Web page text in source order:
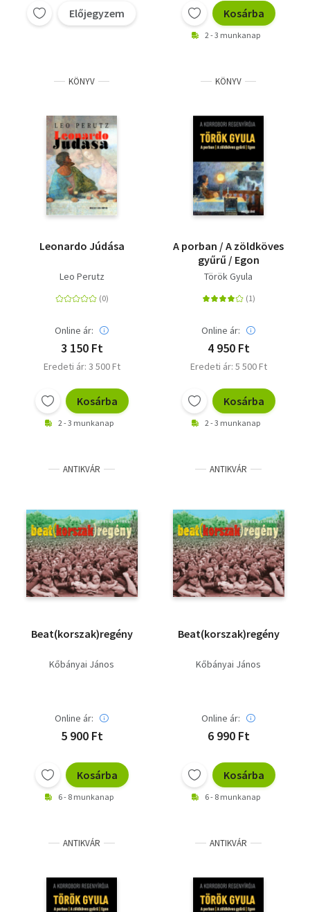
Előjegyzem Kosárba
2 - 3 munkanap
KÖNYV
Leonardo Júdása
Leo Perutz
Online ár:
3 150 Ft
Eredeti ár: 3 500 Ft
Kosárba
2 - 3 munkanap
KÖNYV
A porban / A zöldköves
gyűrű / Egon
Török Gyula
Online ár:
4 950 Ft
Eredeti ár: 5 500 Ft
Kosárba
2 - 3 munkanap
ANTIKVÁR
Beat(korszak)regény
Kőbányai János
Online ár:
5 900 Ft
Kosárba
6 - 8 munkanap
ANTIKVÁR
Beat(korszak)regény
Kőbányai János
Online ár:
6 990 Ft
Kosárba
6 - 8 munkanap
ANTIKVÁR ANTIKVÁR